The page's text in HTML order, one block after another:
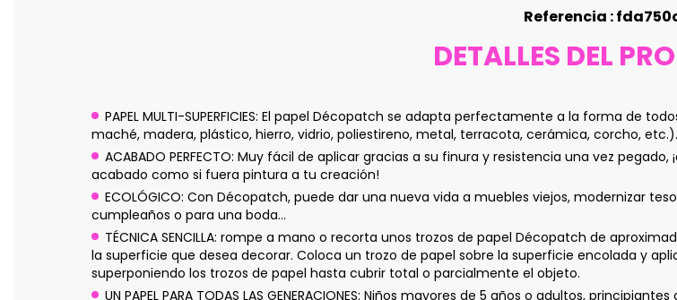
Referencia :
DETALLES DEL
PAPEL MULTI-SUPERFICIES: El papel Décopatch se adapta perfectamente a la forma de
maché, madera, plástico, hierro, vidrio, poliestireno, metal, terracota, cerámica, corcho, etc.).
ACABADO PERFECTO: Muy fácil de aplicar gracias a su finura y resistencia una vez
acabado como si fuera pintura a tu creación!
ECOLÓGICO: Con Décopatch, puede dar una nueva vida a muebles viejos, modernizar
cumpleaños o para una boda...
TÉCNICA SENCILLA: rompe a mano o recorta unos trozos de papel Décopatch de
la superficie que desea decorar. Coloca un trozo de papel sobre la superficie encolada y
superponiendo los trozos de papel hasta cubrir total o parcialmente el objeto.
UN PAPEL PARA TODAS LAS GENERACIONES: Niños mayores de 5 años o adultos,